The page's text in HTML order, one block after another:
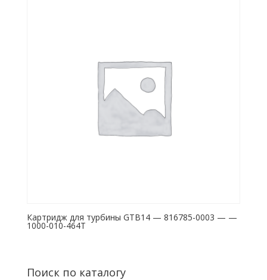
Картридж для турбины GTB14 — 816785-0003 — —
1000-010-464T
Поиск по каталогу